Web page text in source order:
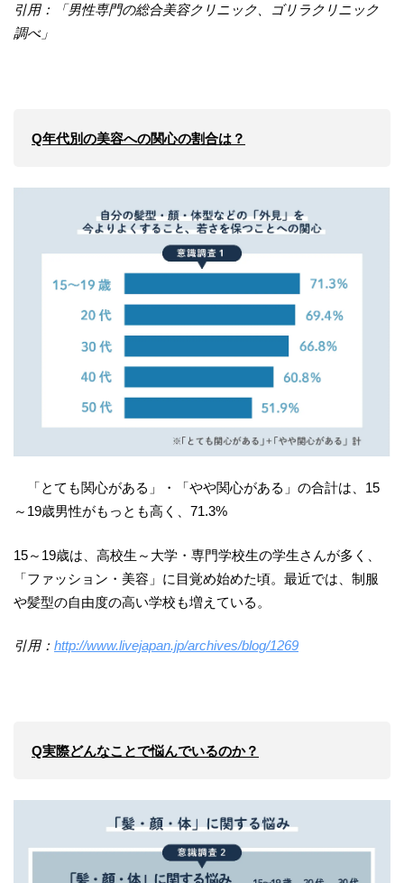
引用：「男性専門の総合美容クリニック、ゴリラクリニック
調べ」
Q年代別の美容への関心の割合は？
「とても関心がある」・「やや関心がある」の合計は、15
～19歳男性がもっとも高く、71.3%
15～19歳は、高校生～大学・専門学校生の学生さんが多く、
「ファッション・美容」に目覚め始めた頃。最近では、制服
や髪型の自由度の高い学校も増えている。
引用： http://www.livejapan.jp/archives/blog/1269
Q実際どんなことで悩んでいるのか？